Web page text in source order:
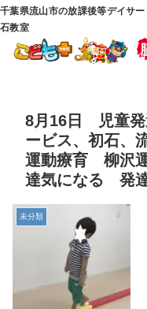
千葉県流山市の放課後等デイサ
石教室
8月16日 児童発
ービス、初石、
運動療育 柳沢
達気になる 発
未分類